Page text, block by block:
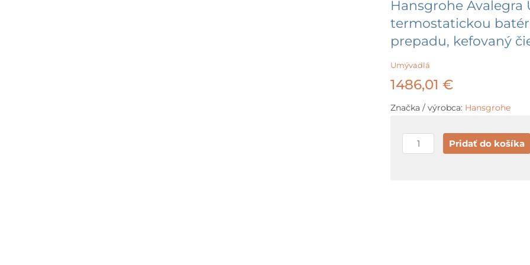
Hansgrohe Avalegra
termostatickou
prepadu, kefovaný
Umývadlá
1486,01 €
Značka / výrobca: Hansgrohe
množstvo
Hansgrohe
Pridať do košíka